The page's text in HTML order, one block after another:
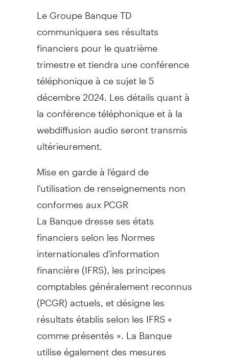
Le Groupe Banque TD
communiquera ses résultats
financiers pour le quatrième
trimestre et tiendra une conférence
téléphonique à ce sujet le 5
décembre 2024. Les détails quant à
la conférence téléphonique et à la
webdiffusion audio seront transmis
ultérieurement.
Mise en garde à l'égard de
l'utilisation de renseignements non
conformes aux PCGR
La Banque dresse ses états
financiers selon les Normes
internationales d'information
financière (IFRS), les principes
comptables généralement reconnus
(PCGR) actuels, et désigne les
résultats établis selon les IFRS «
comme présentés ». La Banque
utilise également des mesures